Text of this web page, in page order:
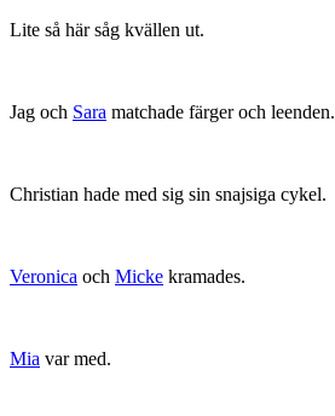
Lite så här såg kvällen ut.
Jag och Sara matchade färger och leenden.
Christian hade med sig sin snajsiga cykel.
Veronica och Micke kramades.
Mia var med.